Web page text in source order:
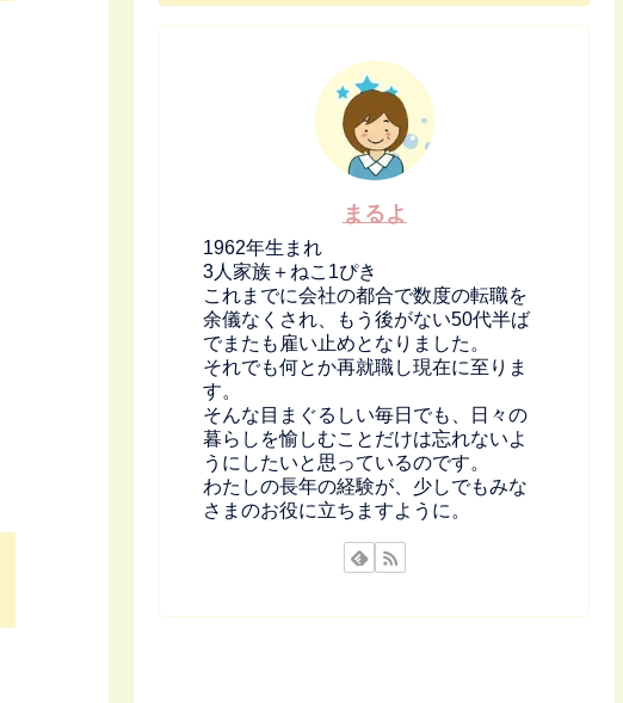
まるよ
1962年生まれ
3人家族＋ねこ1ぴき
これまでに会社の都合で数度の転職を
余儀なくされ、もう後がない50代半ば
でまたも雇い止めとなりました。
それでも何とか再就職し現在に至りま
す。
そんな目まぐるしい毎日でも、日々の
暮らしを愉しむことだけは忘れないよ
うにしたいと思っているのです。
わたしの長年の経験が、少しでもみな
さまのお役に立ちますように。